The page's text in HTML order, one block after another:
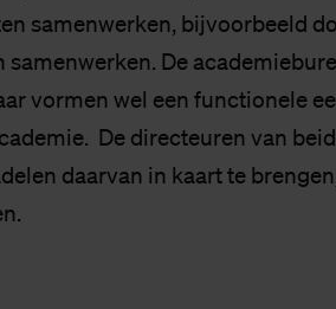
samenwerken, bijvoorbeeld
De
vormen wel een functionele
De directeuren van
daarvan in kaart te